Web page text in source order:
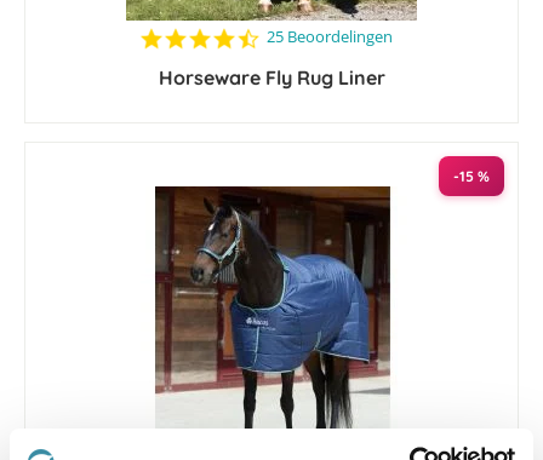
4.7
rating
25 Beoordelingen
Horseware Fly Rug Liner
-15 %